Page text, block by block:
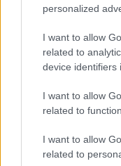
personalized
I want to allow
related to
device identifiers
I want to allow
related to
I want to allow
related to
A Pixel Tablet
View-ban, most
tabletes vonalat
szerint a
táblagéppel, "amíg
lenne a
A magyarázat